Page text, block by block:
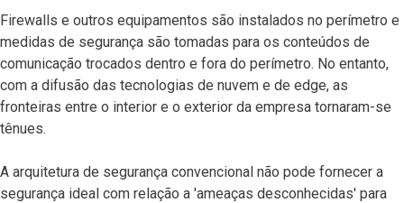
Firewalls e outros equipamentos são instalados no perímetro e
medidas de segurança são tomadas para os conteúdos de
comunicação trocados dentro e fora do perímetro. No entanto,
com a difusão das tecnologias de nuvem e de edge, as
fronteiras entre o interior e o exterior da empresa tornaram-se
tênues.
A arquitetura de segurança convencional não pode fornecer a
segurança ideal com relação a 'ameaças desconhecidas' para